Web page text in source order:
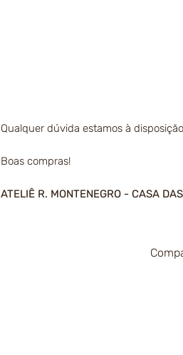
Qualquer dúvida estamos à
Boas compras!
ATELIÊ R. MONTENEGRO - CASA